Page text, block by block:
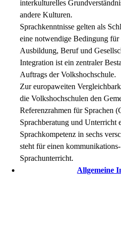
interkulturelles
andere Kulturen.
Sprachkenntnisse gelten als
eine notwendige Bedingung
Ausbildung, Beruf und
Integration ist ein zentraler
Auftrags der Volkshochschule.
Zur europaweiten
die Volkshochschulen den
Referenzrahmen für Sprachen
Sprachberatung und Unterricht
Sprachkompetenz in sechs
steht für einen
Sprachunterricht.
Allgemeine